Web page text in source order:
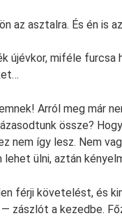
az asztalra. És én is
újévkor, miféle furcsa
Arról meg már
össze?
nem így lesz. Nem
ülni, aztán
férji követelést, és
zászlót a kezedbe.